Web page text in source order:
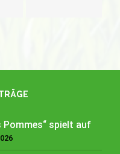
Pommes“ spielt auf